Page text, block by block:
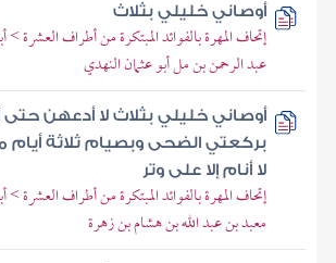
أوصاني خليلي بثلاث
إتحاف المهرة بالفوائد المبتكرة من أطراف العشرة
عبد الرحمن بن مل أبو عثمان النهدي
أوصاني خليلي بثلاث لا أدعهن
بركعتي الضحى وبصيام ثلاثة
لا أنام إلا على وتر
إتحاف المهرة بالفوائد المبتكرة من أطراف العشرة
معبد بن عبد الله بن هشام بن زهرة